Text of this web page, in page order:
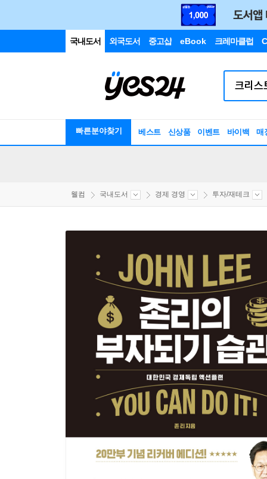
국내도서 외국도서 중고샵 eBook 크레마클럽
빠른분야찾기 베스트 신상품 이벤트 바이백 매
웰컴 국내도서 경제 경영 투자/재테크